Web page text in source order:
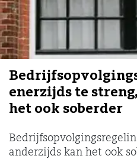
enerzijds te
het ook soberder
anderzijds kan het ook